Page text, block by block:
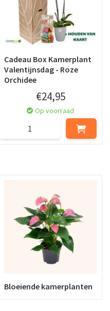
Cadeau Box Kamerplant
Valentijnsdag - Roze
Orchidee
€24,95
Op voorraad
Bloeiende kamerplanten